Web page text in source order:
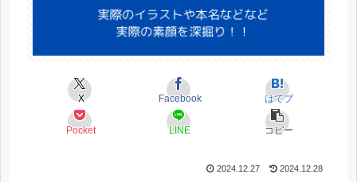
X Facebook はてブ
Pocket LINE コピー
2024.12.27 2024.12.28